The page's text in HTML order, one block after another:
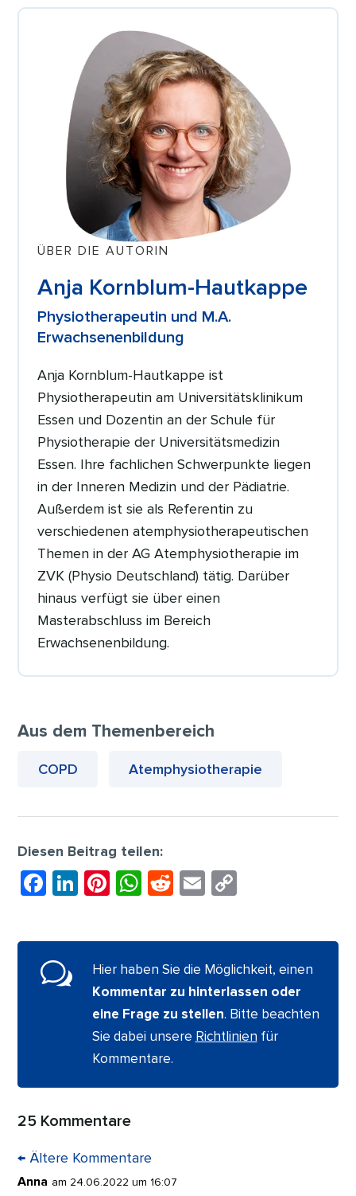
ÜBER DIE AUTORIN
Anja Kornblum-Hautkappe
Physiotherapeutin und M.A.
Erwachsenenbildung
Anja Kornblum-Hautkappe ist
Physiotherapeutin am Universitätsklinikum
Essen und Dozentin an der Schule für
Physiotherapie der Universitätsmedizin
Essen. Ihre fachlichen Schwerpunkte liegen
in der Inneren Medizin und der Pädiatrie.
Außerdem ist sie als Referentin zu
verschiedenen atemphysiotherapeutischen
Themen in der AG Atemphysiotherapie im
ZVK (Physio Deutschland) tätig. Darüber
hinaus verfügt sie über einen
Masterabschluss im Bereich
Erwachsenenbildung.
Aus dem Themenbereich
COPD Atemphysiotherapie
Diesen Beitrag teilen:
F
c
e
b
Li
k
dI
Pi
er
e
st
W
at
s
A
p
p
R
d
di
t
E
ai
l
p
y
Li
n
k
w
Hier haben Sie die Möglichkeit, einen
Kommentar zu hinterlassen oder
eine Frage zu stellen. Bitte beachten
Sie dabei unsere Richtlinien für
Kommentare.
25 Kommentare
← Ältere Kommentare
Anna am 24.06.2022 um 16:07